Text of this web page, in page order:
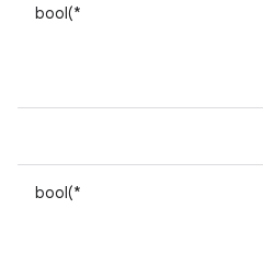
bool(*
bool(*